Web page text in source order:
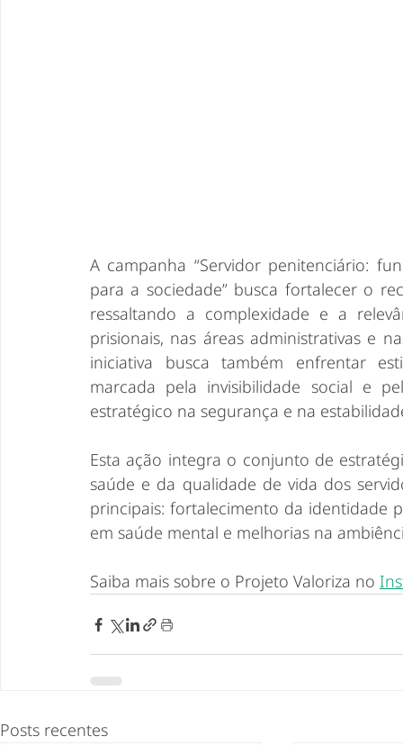
A campanha “Servidor penitenciário:
para a sociedade” busca fortalecer o
ressaltando a complexidade e a
prisionais, nas áreas administrativas e
iniciativa busca também enfrentar
marcada pela invisibilidade social e
estratégico na segurança e na
Esta ação integra o conjunto de
saúde e da qualidade de vida dos
principais: fortalecimento da identidade
em saúde mental e melhorias na
Saiba mais sobre o Projeto Valoriza no
Posts recentes